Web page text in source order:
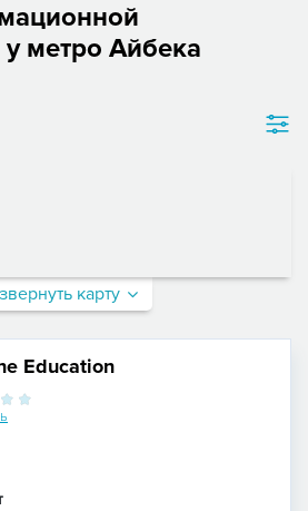
метро Айбека
карту
Education